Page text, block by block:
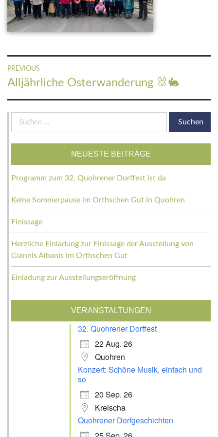
Beitragsnavigation
PREVIOUS
Previous
post:
Alljährliche Osterwanderung 🐰🐇
Suchen
NEUESTE BEITRÄGE
Programm zum 32. Quohrener Dorffest ist da
Keine Sommerpause im Orthschen Gut in Quohren
Finissage
Herzliche Einladung zur Finissage der Ausstellung von
Giannis Albanis im Orthschen Gut
Einladung zur Ausstellungseröffnung
VERANSTALTUNGEN
32. Quohrener Dorffest
22 Aug. 26
Quohren
Konzert: Schöne Musik, einfach und
so
20 Sep. 26
Kreischa
Quohrener Dorfgeschichten